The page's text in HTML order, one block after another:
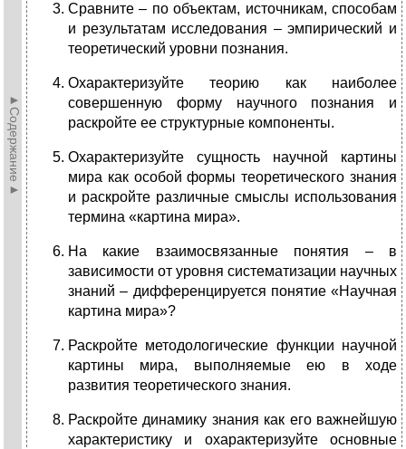
►Содержание►
Сравните – по объектам, источникам, способам
и результатам исследования – эмпирический и
теоретический уровни познания.
Охарактеризуйте теорию как наиболее
совершенную форму научного познания и
раскройте ее структурные компоненты.
Охарактеризуйте сущность научной картины
мира как особой формы теоретического знания
и раскройте различные смыслы использования
термина «картина мира».
На какие взаимосвязанные понятия – в
зависимости от уровня систематизации научных
знаний – дифференцируется понятие «Научная
картина мира»?
Раскройте методологические функции научной
картины мира, выполняемые ею в ходе
развития теоретического знания.
Раскройте динамику знания как его важнейшую
характеристику и охарактеризуйте основные